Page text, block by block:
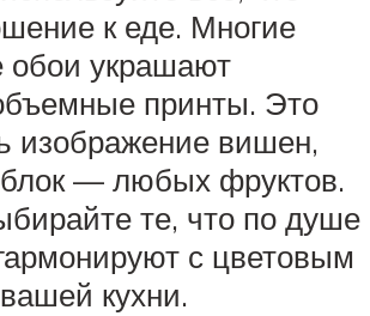
к еде. Многие
обои украшают
принты. Это
изображение вишен,
— любых фруктов.
те, что по душе
с цветовым
кухни.